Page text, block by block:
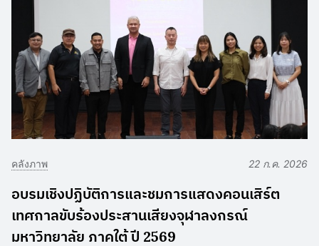
คลังภาพ 22 ก.ค. 2026
อบรมเชิงปฏิบัติการและชมการแสดงคอนเสิร์ต
เทศกาลขับร้องประสานเสียงจุฬาลงกรณ์
มหาวิทยาลัย ภาคใต้ ปี 2569